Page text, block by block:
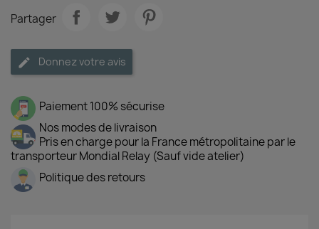
Partager
Donnez votre avis
Paiement 100% sécurise
Nos modes de livraison
Pris en charge pour la France métropolitaine par le
transporteur Mondial Relay (Sauf vide atelier)
Politique des retours